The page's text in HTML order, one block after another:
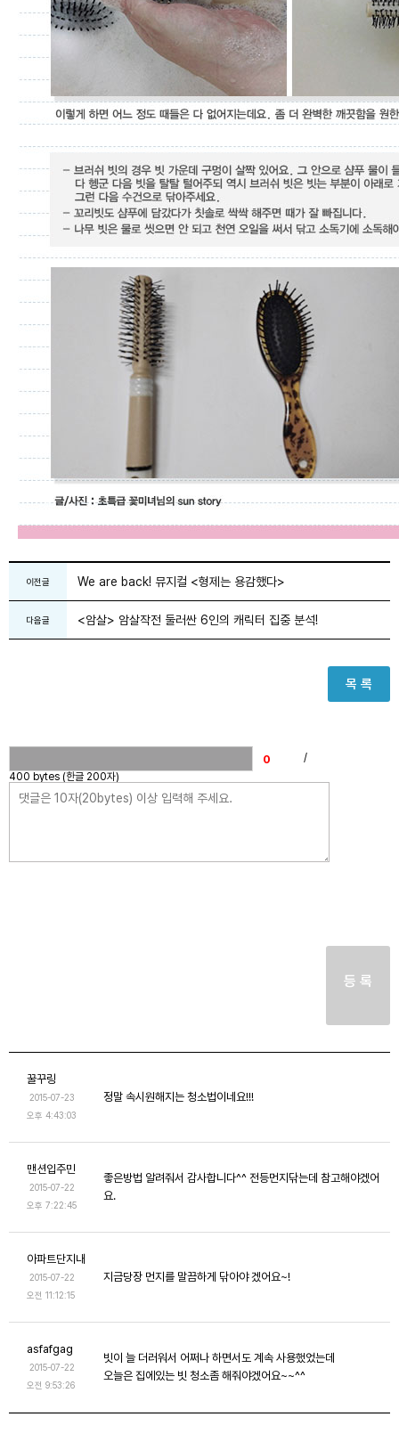
이전글 We are back! 뮤지컬 <형제는 용감했다>
다음글 <암살> 암살작전 둘러싼 6인의 캐릭터 집중 분석!
목 록
/
400 bytes (한글 200자)
등 록
꿀꾸링
2015-07-23
오후 4:43:03
정말 속시원해지는 청소법이네요!!!
맨션입주민
2015-07-22
오후 7:22:45
좋은방법 알려줘서 감사합니다^^ 전등먼지닦는데 참고해야겠어
요.
아파트단지내
2015-07-22
오전 11:12:15
지금당장 먼지를 말끔하게 닦아야 겠어요~!
asfafgag
2015-07-22
오전 9:53:26
빗이 늘 더러워서 어쩌나 하면서도 계속 사용했었는데
오늘은 집에있는 빗 청소좀 해줘야겠어요~~^^